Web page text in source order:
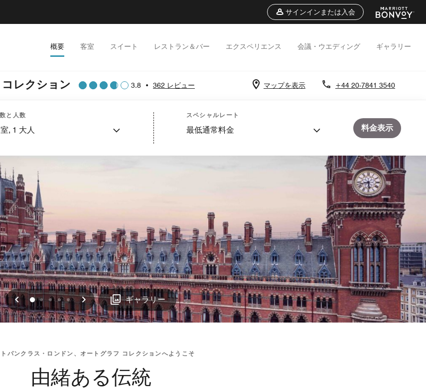
サインインまたは入会
概要 客室 スイート レストラン＆バー エクスペリエンス 会議・ウエディング ギャラリー
レクション 3.8 • 362 レビュー マップを表示 +44 20-7841 3540
と人数
, 1 大人
スペシャルレート
最低通常料金 料金表示
戻る
01234 次へ ギャラリー
パンクラス・ロンドン、オートグラフ コレクションへようこそ
由緒ある伝統